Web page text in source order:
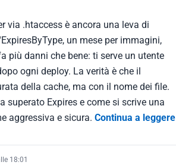
via .htaccess è ancora una leva di
un mese per immagini,
più danni che bene: ti serve un utente
ogni deploy. La verità è che il
della cache, ma con il nome dei file.
superato Expires e come si scrive una
aggressiva e sicura. Continua a leggere
18:01